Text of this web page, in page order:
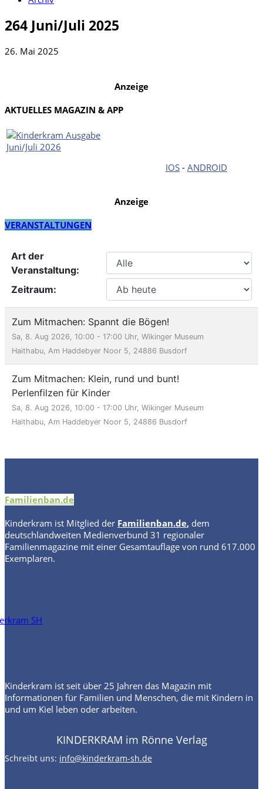
264 Juni/Juli 2025
26. Mai 2025
Anzeige
AKTUELLES MAGAZIN & APP
IOS - ANDROID
Anzeige
VERANSTALTUNGEN
Familienban.de
Kinderkram ist Mitglied der Familienban.de, dem
deutschlandweiten Medienverbund 31 regionaler
Familienmagazine mit einer Gesamtauflage von rund 617.000
Exemplaren.
Kinderkram ist seit über 25 Jahren das Magazin mit
Informationen für Familien und Menschen, die mit Kindern in
und um Kiel leben oder arbeiten.
KINDERKRAM im Rönne Verlag
Schreibt uns: info@kinderkram-sh.de